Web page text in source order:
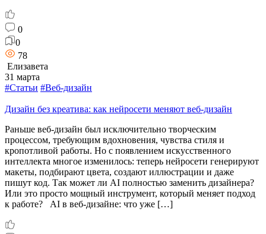
0
0
78
Елизавета
31 марта
#Статьи #Веб-дизайн
Дизайн без креатива: как нейросети меняют веб-дизайн
Раньше веб-дизайн был исключительно творческим
процессом, требующим вдохновения, чувства стиля и
кропотливой работы. Но с появлением искусственного
интеллекта многое изменилось: теперь нейросети генерируют
макеты, подбирают цвета, создают иллюстрации и даже
пишут код. Так может ли AI полностью заменить дизайнера?
Или это просто мощный инструмент, который меняет подход
к работе? AI в веб-дизайне: что уже […]